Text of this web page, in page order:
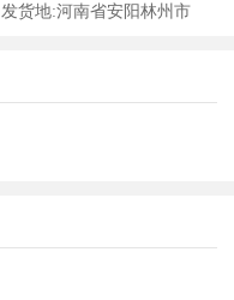
发货地:河南省安阳林州市